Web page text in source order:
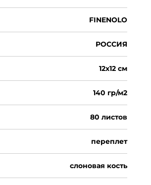
FINENOLO
РОССИЯ
12х12 см
140 гр/м2
80 листов
переплет
слоновая кость